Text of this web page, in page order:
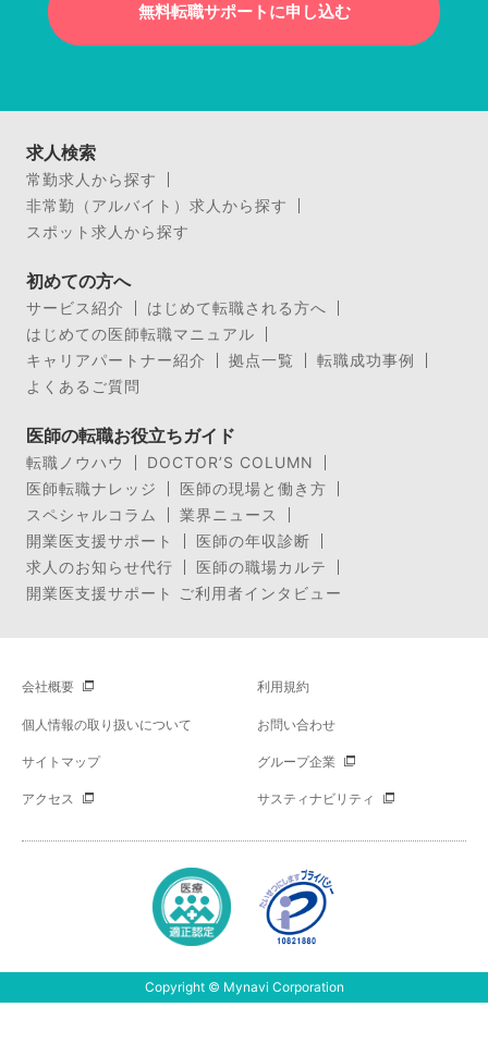
無料転職サポートに申し込む
求人検索
常勤求人から探す
非常勤（アルバイト）求人から探す
スポット求人から探す
初めての方へ
サービス紹介
はじめて転職される方へ
はじめての医師転職マニュアル
キャリアパートナー紹介
拠点一覧
転職成功事例
よくあるご質問
医師の転職お役立ちガイド
転職ノウハウ
DOCTOR’S COLUMN
医師転職ナレッジ
医師の現場と働き方
スペシャルコラム
業界ニュース
開業医支援サポート
医師の年収診断
求人のお知らせ代行
医師の職場カルテ
開業医支援サポート ご利用者インタビュー
会社概要 利用規約
個人情報の取り扱いについて お問い合わせ
サイトマップ グループ企業
アクセス サスティナビリティ
Copyright © Mynavi Corporation